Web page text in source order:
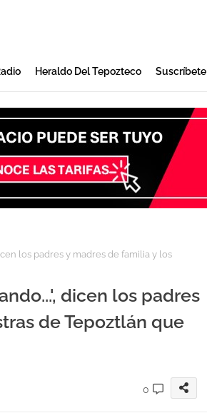
Heraldo Del Tepozteco Suscríbete
los padres y madres de familia y los
dicen los padres
de Tepoztlán que
0